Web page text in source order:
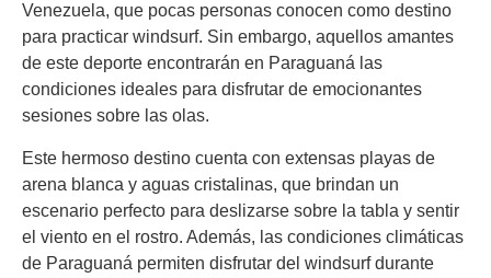
Venezuela, que pocas personas conocen como destino
para practicar windsurf. Sin embargo, aquellos amantes
de este deporte encontrarán en Paraguaná las
condiciones ideales para disfrutar de emocionantes
sesiones sobre las olas.
Este hermoso destino cuenta con extensas playas de
arena blanca y aguas cristalinas, que brindan un
escenario perfecto para deslizarse sobre la tabla y sentir
el viento en el rostro. Además, las condiciones climáticas
de Paraguaná permiten disfrutar del windsurf durante